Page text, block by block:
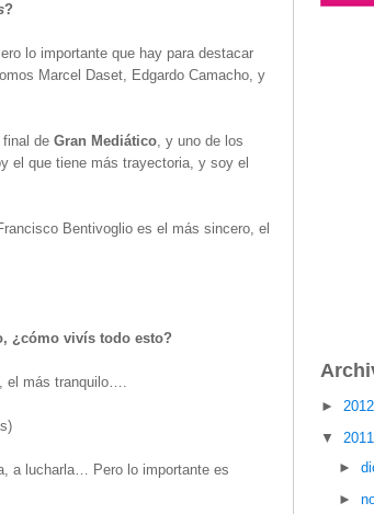
?
lo importante que hay para destacar
Marcel Daset, Edgardo Camacho, y
de Gran Mediático, y uno de los
el que tiene más trayectoria, y soy el
Bentivoglio es el más sincero, el
¿cómo vivís todo esto?
el más tranquilo….
a lucharla… Pero lo importante es
►
▼
►
►